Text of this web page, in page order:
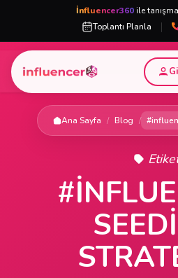
İnfluencer360 ile
Toplantı Planla
|
Ana Sayfa / Blog /